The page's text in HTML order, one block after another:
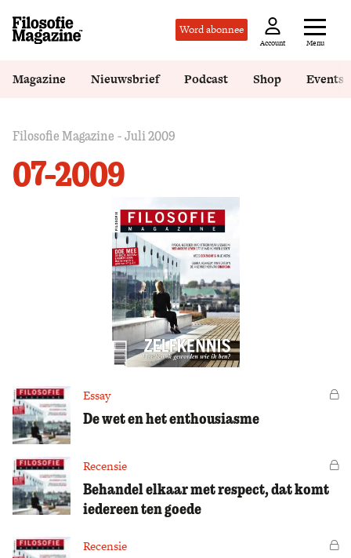
Word abonnee
Account Menu
Magazine Nieuwsbrief Podcast Shop Events
Filosofie Magazine - Juli 2009
07-2009
Essay
De wet en het enthousiasme
Recensie
Behandel elkaar met respect, dat komt
iedereen ten goede
Recensie